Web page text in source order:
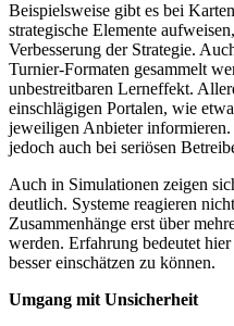
Beispielsweise gibt es bei
strategische Elemente
Verbesserung der Strategie.
Turnier-Formaten gesammelt
unbestreitbaren Lerneffekt.
einschlägigen Portalen, wie etwa
jeweiligen Anbieter
jedoch auch bei seriösen
Auch in Simulationen zeigen
deutlich. Systeme reagieren
Zusammenhänge erst über
werden. Erfahrung bedeutet
besser einschätzen zu können.
Umgang mit Unsicherheit